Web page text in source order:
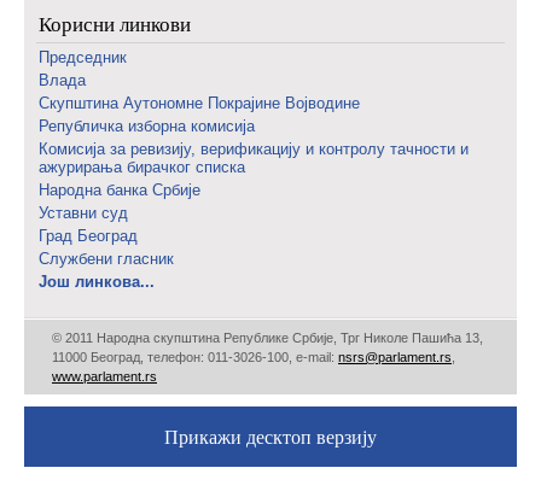
Корисни линкови
Председник
Влада
Скупштина Аутономне Покрајине Војводине
Републичка изборна комисија
Комисија за ревизију, верификацију и контролу тачности и
ажурирања бирачког списка
Народна банка Србије
Уставни суд
Град Београд
Службени гласник
Још линкова...
© 2011 Народна скупштина Републике Србије, Трг Николе Пашића 13,
11000 Београд, телефон: 011-3026-100, е-mail: nsrs@parlament.rs
www.parlament.rs
Прикажи десктоп верзију